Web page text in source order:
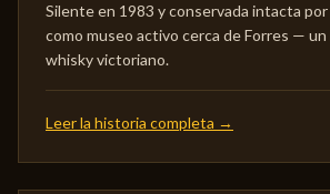
Silente en 1983 y conservada intacta
como museo activo cerca de Forres — un
whisky victoriano.
Leer la historia completa →